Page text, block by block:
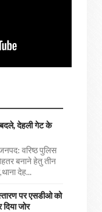
बदले, देहली गेट के
वरिष्ठ पुलिस
बनाने हेतु तीन
देह...
पर एसडीओ को
जोर